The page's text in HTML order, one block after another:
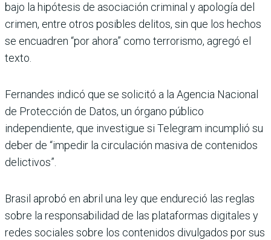
bajo la hipótesis de asociación criminal y apología del
crimen, entre otros posibles delitos, sin que los hechos
se encuadren “por ahora” como terrorismo, agregó el
texto.
Fernandes indicó que se solicitó a la Agencia Nacional
de Protección de Datos, un órgano público
independiente, que investigue si Telegram incumplió su
deber de “impedir la circulación masiva de contenidos
delictivos”.
Brasil aprobó en abril una ley que endureció las reglas
sobre la responsabilidad de las plataformas digitales y
redes sociales sobre los contenidos divulgados por sus